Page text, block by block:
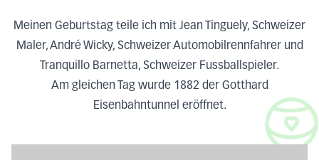
Meinen Geburtstag teile ich mit Jean Tinguely, Schweizer
Maler, André Wicky, Schweizer Automobilrennfahrer und
Tranquillo Barnetta, Schweizer Fussballspieler.
Am gleichen Tag wurde 1882 der Gotthard
Eisenbahntunnel eröffnet.